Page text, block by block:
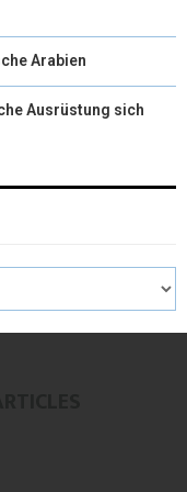
Arabien
Ausrüstung sich